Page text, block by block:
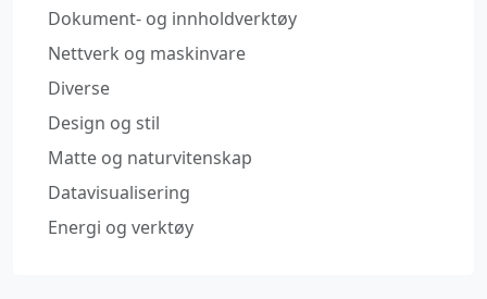
Dokument- og innholdverktøy
Nettverk og maskinvare
Diverse
Design og stil
Matte og naturvitenskap
Datavisualisering
Energi og verktøy